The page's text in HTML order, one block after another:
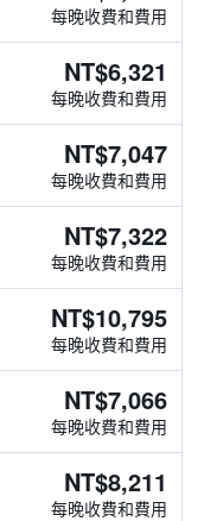
每晚收費和費用
NT$6,321
每晚收費和費用
NT$7,047
每晚收費和費用
NT$7,322
每晚收費和費用
NT$10,795
每晚收費和費用
NT$7,066
每晚收費和費用
NT$8,211
每晚收費和費用